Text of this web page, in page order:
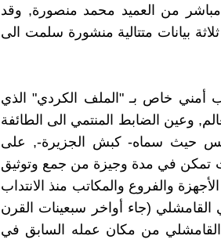
من العميد محمد منصورة, وقد
بيانات متتالية منشورة سلمت الى
أمني خاص بـ "الملف الكردي" الذي
وعين الضابط المنتمي الى الطائفة
حيث سماه- كبش الجزيرة-, على
تمكن في مدة وجيزة من جمع وتوثيق
والفروع والمكاتب منذ الانتداب
(جاء أواخر سبعينات القرن
من مكان عمله السابق في